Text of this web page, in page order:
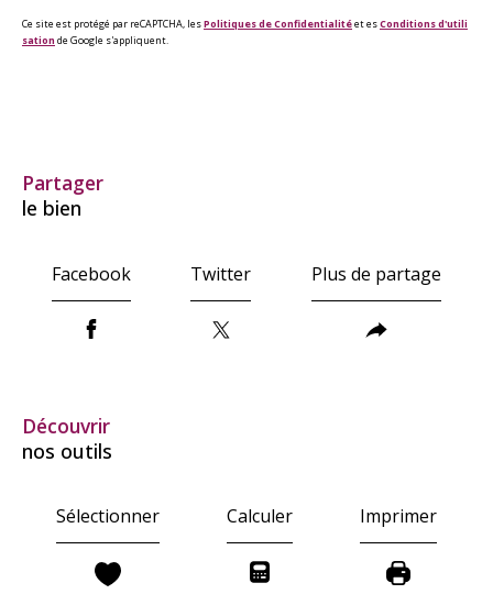
Ce site est protégé par reCAPTCHA, lesPolitiques de Confidentialitéet esConditions d'utili
sation de Google s'appliquent.
partager
le bien
Facebook Twitter Plus de partage
découvrir
nos outils
Sélectionner Calculer Imprimer